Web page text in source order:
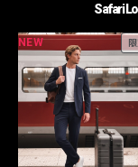
Safari
NEW